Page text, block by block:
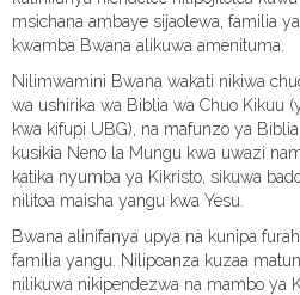
msichana ambaye sijaolewa, familia
kwamba Bwana alikuwa amenituma.
Nilimwamini Bwana wakati nikiwa
wa ushirika wa Biblia wa Chuo Kikuu
kwa kifupi UBG), na mafunzo ya
kusikia Neno la Mungu kwa uwazi
katika nyumba ya Kikristo, sikuwa
nilitoa maisha yangu kwa Yesu.
Bwana alinifanya upya na kunipa
familia yangu. Nilipoanza kuzaa
nilikuwa nikipendezwa na mambo ya